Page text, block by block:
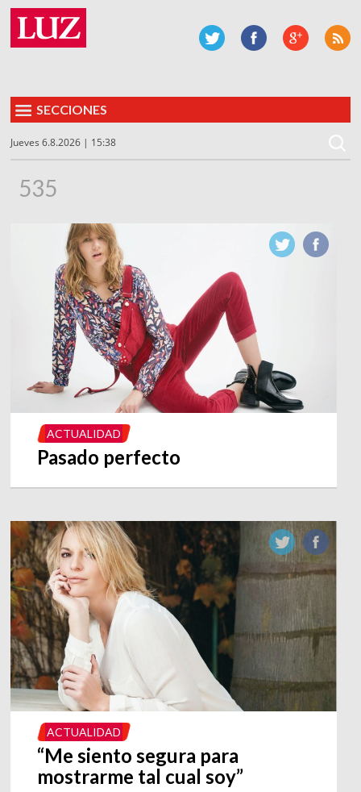
SECCIONES
Jueves 6.8.2026 | 15:38
535
ACTUALIDAD
Pasado perfecto
ACTUALIDAD
“Me siento segura para
mostrarme tal cual soy”